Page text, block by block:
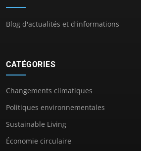
Blog d'actualités et d'informations
CATÉGORIES
Changements climatiques
Politiques environnementales
Sustainable Living
Économie circulaire